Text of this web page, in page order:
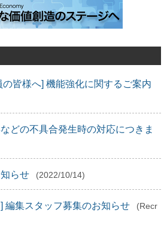
皆様へ] 機能強化に関するご案内
どの不具合発生時の対応につきま
らせ (2022/10/14)
編集スタッフ募集のお知らせ
(Recr